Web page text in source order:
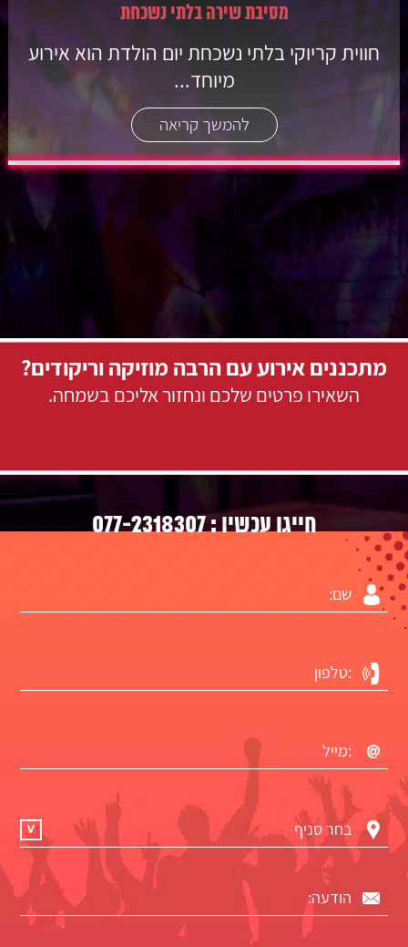
מסיבת שירה בלתי נשכחת
חווית קריוקי בלתי נשכחת יום הולדת הוא אירוע
מיוחד...
להמשך קריאה
מתכננים אירוע עם הרבה מוזיקה וריקודים?
השאירו פרטים שלכם ונחזור אליכם בשמחה.
חייגו עכשיו :077-2318307